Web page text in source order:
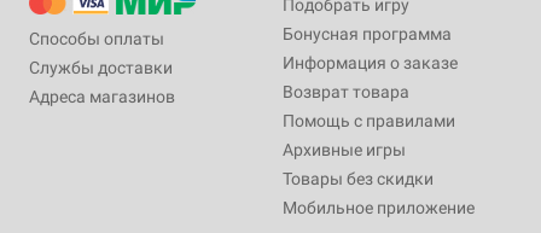
Способы оплаты
Службы доставки
Адреса магазинов
Подобрать игру
Бонусная программа
Информация о заказе
Возврат товара
Помощь с правилами
Архивные игры
Товары без скидки
Мобильное приложение